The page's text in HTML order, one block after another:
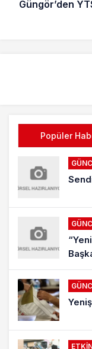
Güngör’den
Popüler